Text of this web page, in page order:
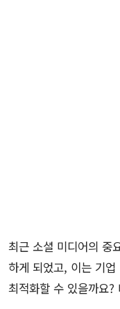
최근 소셜 미디어의 중
하게 되었고, 이는 기
최적화할 수 있을까요?